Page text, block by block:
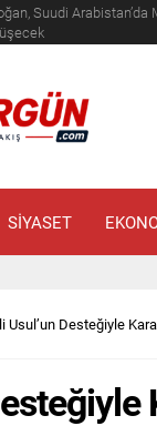
Suudi
SİYASET
Usul’un Desteğiyle